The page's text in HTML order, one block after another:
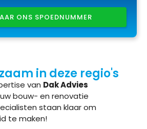
ONS SPOEDNUMMER
in deze regio's
van Dak Advies
bouw- en renovatie
staan klaar om
te maken!